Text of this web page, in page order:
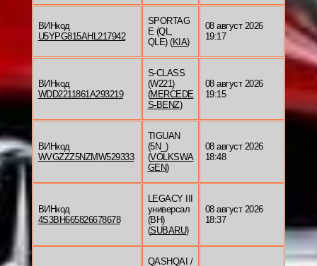
ВИНкод
U5YPG815AHL217942
SPORTAG
E (QL,
QLE) (KIA)
08 август 2026
19:17
ВИНкод
WDD2211861A293219
S-CLASS
(W221)
(MERCEDE
S-BENZ)
08 август 2026
19:15
ВИНкод
WVGZZZ5NZMW529333
TIGUAN
(5N_)
(VOLKSWA
GEN)
08 август 2026
18:48
ВИНкод
4S3BH665826678678
LEGACY III
универсал
(BH)
(SUBARU)
08 август 2026
18:37
QASHQAI /